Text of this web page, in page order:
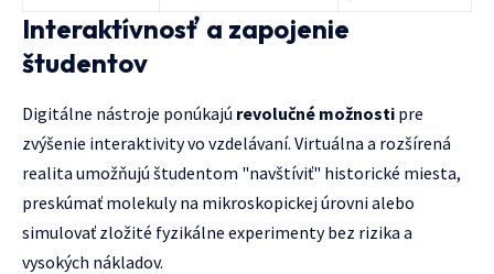
Interaktívnosť a zapojenie
študentov
Digitálne nástroje ponúkajú revolučné možnosti pre
zvýšenie interaktivity vo vzdelávaní. Virtuálna a rozšírená
realita umožňujú študentom "navštíviť" historické miesta,
preskúmať molekuly na mikroskopickej úrovni alebo
simulovať zložité fyzikálne experimenty bez rizika a
vysokých nákladov.